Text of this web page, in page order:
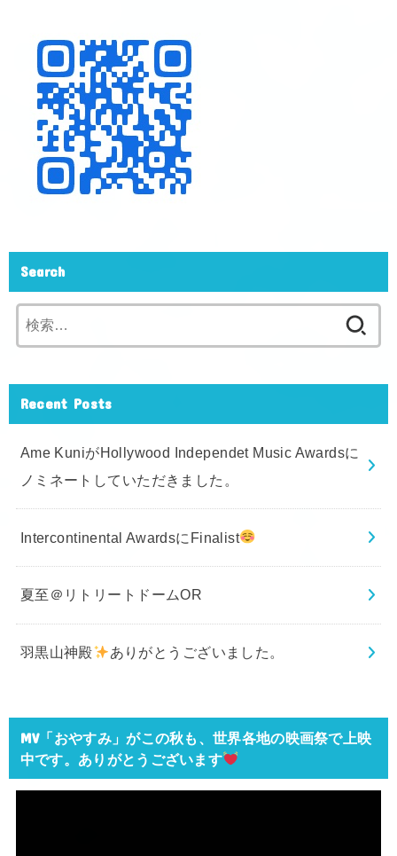
Search
索:
Recent Posts
Ame KuniがHollywood Independet Music Awardsに
ノミネートしていただきました。
Intercontinental AwardsにFinalist
夏至＠リトリートドームOR
羽黒山神殿 ありがとうございました。
MV「おやすみ」がこの秋も、世界各地の映画祭で上映
中です。ありがとうございます